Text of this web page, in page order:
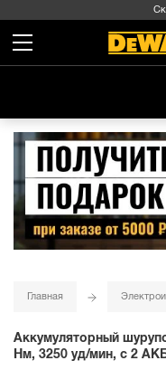
Главная
Аккумуляторный
Нм, 3250 уд/мин, с 2